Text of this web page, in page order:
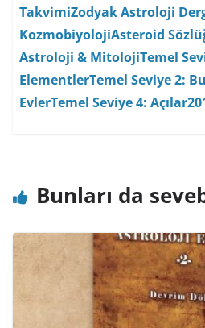
TakvimiZodyak Astroloji
KozmobiyolojiAsteroid
Astroloji & MitolojiTemel
ElementlerTemel Seviye 2:
EvlerTemel Seviye 4: Açılar
Bunları da